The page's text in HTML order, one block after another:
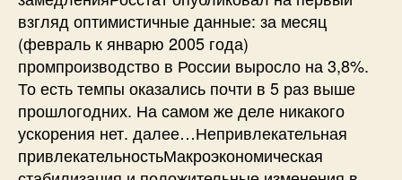
взгляд оптимистичные данные: за месяц
(февраль к январю 2005 года)
промпроизводство в России выросло на 3,8%.
То есть темпы оказались почти в 5 раз выше
прошлогодних. На самом же деле никакого
ускорения нет. далее…Непривлекательная
привлекательностьМакроэкономическая